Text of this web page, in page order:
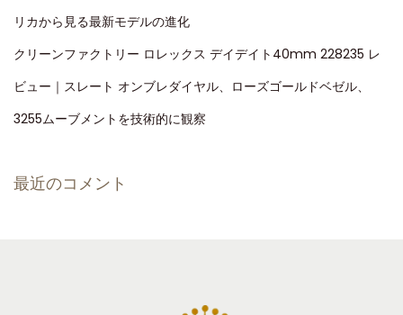
リカから見る最新モデルの進化
クリーンファクトリー ロレックス デイデイト40mm 228235 レ
ビュー｜スレート オンブレダイヤル、ローズゴールドベゼル、
3255ムーブメントを技術的に観察
最近のコメント